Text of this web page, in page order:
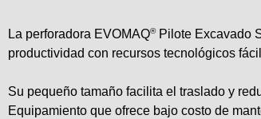
La perforadora EVOMAQ®Pilote Excavado
productividad con recursos tecnológicos
Su pequeño tamaño facilita el traslado y
Equipamiento que ofrece bajo costo de